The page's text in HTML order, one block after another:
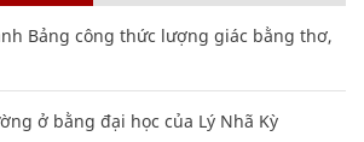
Bảng công thức lượng giác bằng thơ,
ở bằng đại học của Lý Nhã Kỳ